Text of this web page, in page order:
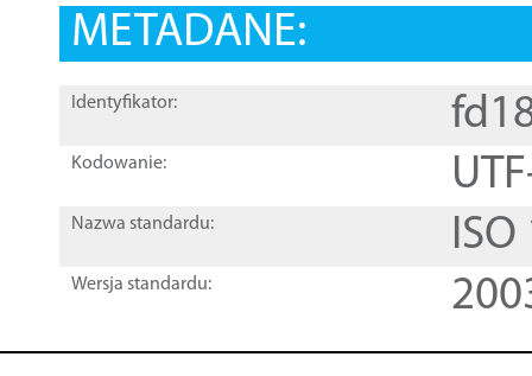
METADANE:
Identyfikator:
Kodowanie:
Nazwa standardu:
Wersja standardu: